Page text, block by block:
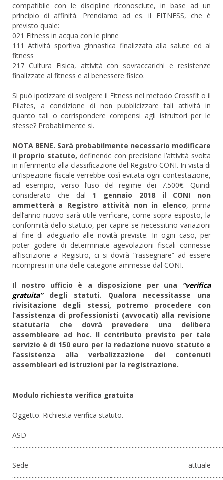
compatibile con le discipline riconosciute, in base ad un
principio di affinità. Prendiamo ad es. il FITNESS, che è
previsto quale:
021 Fitness in acqua con le pinne
111 Attività sportiva ginnastica finalizzata alla salute ed al
fitness
217 Cultura Fisica, attività con sovraccarichi e resistenze
finalizzate al fitness e al benessere fisico.
Si può ipotizzare di svolgere il Fitness nel metodo Crossfit o il
Pilates, a condizione di non pubblicizzare tali attività in
quanto tali o corrispondere compensi agli istruttori per le
stesse? Probabilmente si.
NOTA BENE. Sarà probabilmente necessario modificare
il proprio statuto, definendo con precisione l’attività svolta
in riferimento alla classificazione del Registro CONI. In vista di
un’ispezione fiscale verrebbe così evitata ogni contestazione,
ad esempio, verso l’uso del regime dei 7.500€. Quindi
considerato che dal 1 gennaio 2018 il CONI non
ammetterà a Registro attività non in elenco, prima
dell’anno nuovo sarà utile verificare, come sopra esposto, la
conformità dello statuto, per capire se necessitino variazioni
al fine di adeguarlo alle novità previste. In ogni caso, per
poter godere di determinate agevolazioni fiscali connesse
all’iscrizione a Registro, ci si dovrà “rassegnare” ad essere
ricompresi in una delle categorie ammesse dal CONI.
Il nostro ufficio è a disposizione per una
“verifica
gratuita”degli statuti. Qualora necessitasse una
rivisitazione degli stessi, potremo procedere con
l’assistenza di professionisti (avvocati) alla revisione
statutaria che dovrà prevedere una delibera
assembleare ad hoc. Il contributo previsto per tale
servizio è di 150 euro per la redazione nuovo statuto e
l’assistenza alla verbalizzazione dei contenuti
assembleari ed istruzioni per la registrazione.
Modulo richiesta verifica gratuita
Oggetto. Richiesta verifica statuto.
ASD
Sede attuale